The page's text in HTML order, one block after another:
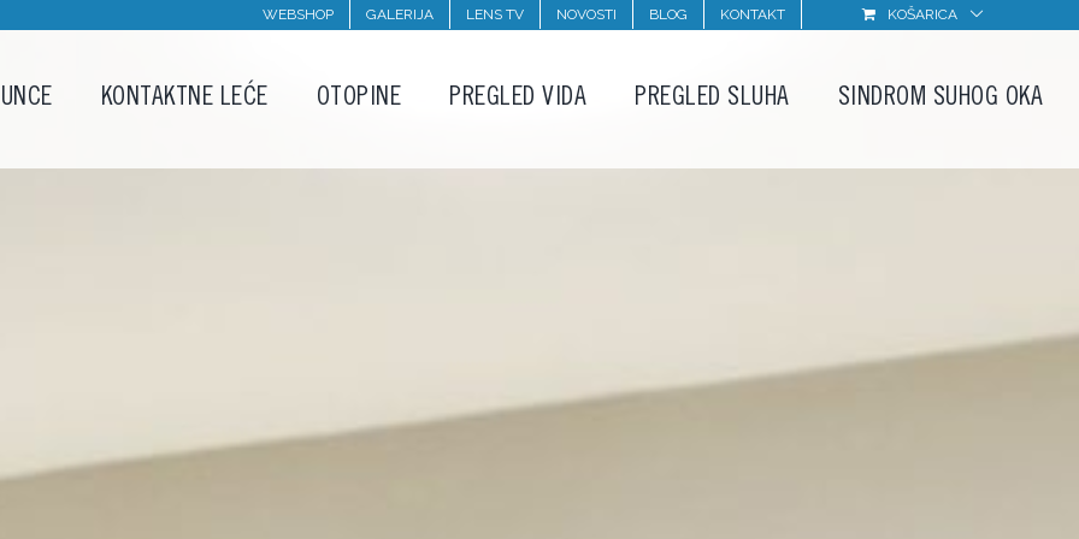
WEBSHOP GALERIJA LENS TV NOVOSTI BLOG KONTAKT KOŠARICA
KONTAKTNE LEĆE OTOPINE PREGLED VIDA PREGLED SLUHA SINDROM SUHOG OKA